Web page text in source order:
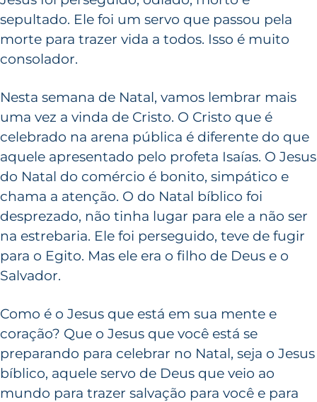
sepultado. Ele foi um servo que passou pela
morte para trazer vida a todos. Isso é muito
consolador.
Nesta semana de Natal, vamos lembrar mais
uma vez a vinda de Cristo. O Cristo que é
celebrado na arena pública é diferente do que
aquele apresentado pelo profeta Isaías. O Jesus
do Natal do comércio é bonito, simpático e
chama a atenção. O do Natal bíblico foi
desprezado, não tinha lugar para ele a não ser
na estrebaria. Ele foi perseguido, teve de fugir
para o Egito. Mas ele era o filho de Deus e o
Salvador.
Como é o Jesus que está em sua mente e
coração? Que o Jesus que você está se
preparando para celebrar no Natal, seja o Jesus
bíblico, aquele servo de Deus que veio ao
mundo para trazer salvação para você e para